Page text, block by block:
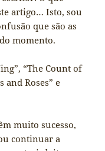
artigo… Isto, sou
que são as
momento.
“The Count of
and Roses” e
muito sucesso,
continuar a